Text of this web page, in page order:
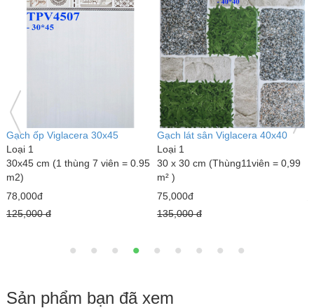
Gạch ốp Viglacera 30x45
Loại 1
30x45 cm (1 thùng 7 viên = 0.95
m2)
78,000đ
125,000 đ
Gạch lát sân Viglacera 40x40
Loại 1
30 x 30 cm (Thùng11viên = 0,99
m² )
75,000đ
135,000 đ
Sản phẩm bạn đã xem